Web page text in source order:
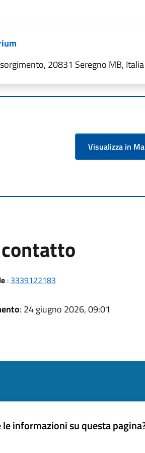
20831 Seregno MB, Italia
Visualizza in
: 3339122183
: 24 giugno 2026, 09:01
informazioni su questa